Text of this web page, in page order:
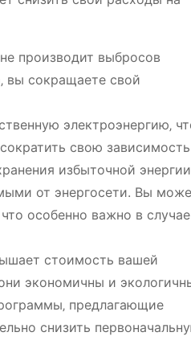
производит выбросов
вы сокращаете свой
электроэнергию‚
свою
избыточной
от энергосети. Вы
особенно важно в случае
стоимость вашей
экономичны и
предлагающие
снизить